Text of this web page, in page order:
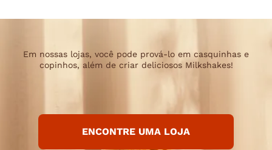
Em nossas lojas, você pode prová-lo em casquinhas e
copinhos, além de criar deliciosos Milkshakes!
ENCONTRE UMA LOJA